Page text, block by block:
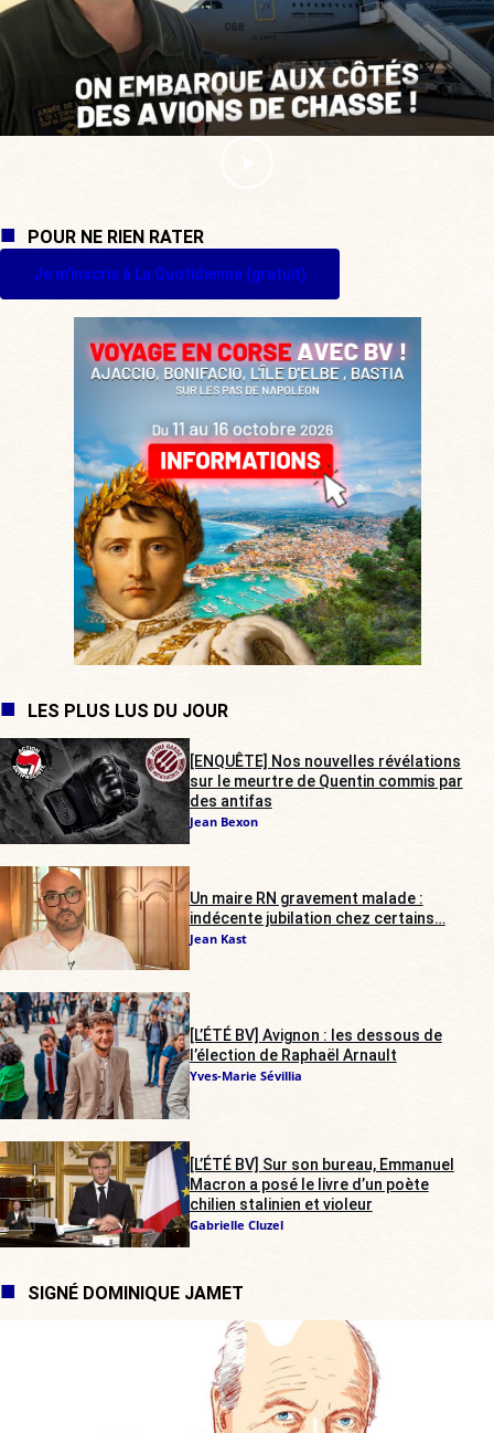
POUR NE RIEN RATER
Je m'inscris à La Quotidienne (gratuit)
LES PLUS LUS DU JOUR
[ENQUÊTE] Nos nouvelles révélations
sur le meurtre de Quentin commis par
des antifas
Jean Bexon
Un maire RN gravement malade :
indécente jubilation chez certains…
Jean Kast
[L’ÉTÉ BV] Avignon : les dessous de
l’élection de Raphaël Arnault
Yves-Marie Sévillia
[L’ÉTÉ BV] Sur son bureau, Emmanuel
Macron a posé le livre d’un poète
chilien stalinien et violeur
Gabrielle Cluzel
SIGNÉ DOMINIQUE JAMET